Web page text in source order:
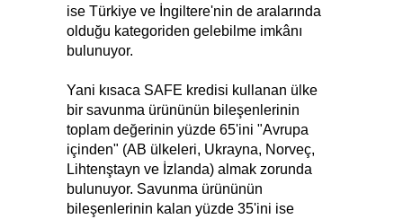
ise Türkiye ve İngiltere'nin de aralarında
olduğu kategoriden gelebilme imkânı
bulunuyor.
Yani kısaca SAFE kredisi kullanan ülke
bir savunma ürününün bileşenlerinin
toplam değerinin yüzde 65'ini "Avrupa
içinden" (AB ülkeleri, Ukrayna, Norveç,
Lihtenştayn ve İzlanda) almak zorunda
bulunuyor. Savunma ürününün
bileşenlerinin kalan yüzde 35'ini ise